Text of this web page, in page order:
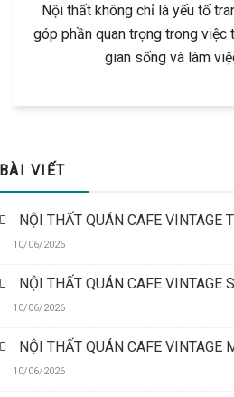
Nội thất không chỉ là yếu tố
góp phần quan trọng trong việc
gian sống và làm
BÀI VIẾT
NỘI THẤT QUÁN CAFE VINTAGE
10/06/2026
NỘI THẤT QUÁN CAFE VINTAGE
10/06/2026
NỘI THẤT QUÁN CAFE VINTAGE
10/06/2026